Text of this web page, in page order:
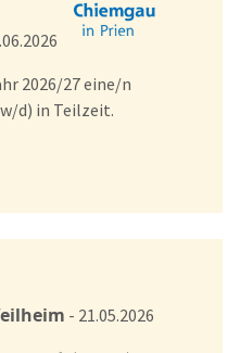
2026/27 eine/n
d) in Teilzeit.
- 21.05.2026